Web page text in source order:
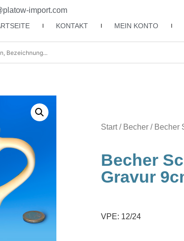
import.com
KONTAKT MEIN KONTO
Start/ Becher / Becher
Becher
Gravur
VPE: 12/24